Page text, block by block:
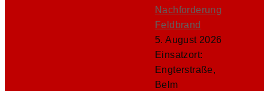
Nachforderung
Feldbrand
5. August 2026
Einsatzort:
Engterstraße,
Belm